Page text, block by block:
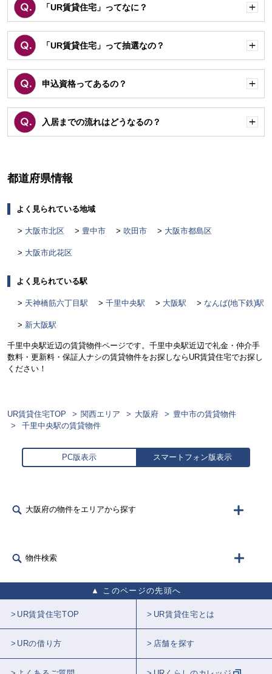
「UR賃貸住宅」ってなに？
く
「UR賃貸住宅」って抽選なの？
く
申込資格ってあるの？
く
入居までの流れはどうなるの？
く
都道府県情報
よく見られている地域
大阪市北区 豊中市 吹田市 大阪市都島区
大阪市此花区
よく見られている駅
天神橋筋六丁目駅 千里中央駅 大阪駅 なんば(地下鉄)駅
新大阪駅
千里中央駅近辺の賃貸物件ページです。千里中央駅近辺で礼金・仲介手
数料・更新料・保証人ナシの賃貸物件をお探しならUR賃貸住宅でお探し
ください！
UR賃貸住宅TOP 関西エリア 大阪府
豊中市の賃貸物件
千里中央駅の賃貸物件
PC版表示 スマートフォン版表示
大阪府の物件をエリアから探す
物件検索
このページの先頭へ
UR賃貸住宅TOP UR賃貸住宅とは
URの借り方 店舗を探す